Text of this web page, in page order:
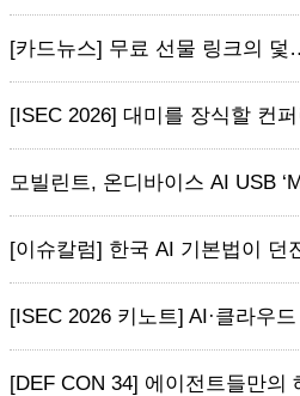
[카드뉴스] 무료 선물 링크의
[ISEC 2026] 대미를 장식할 컨
모빌린트, 온디바이스 AI USB
[이슈칼럼] 한국 AI 기본법이 던
[ISEC 2026 키노트] AI·클라우
[DEF CON 34] 에이전트들만의